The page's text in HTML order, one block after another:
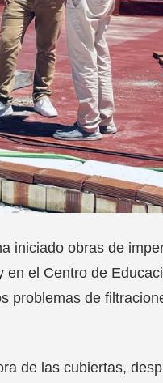
iniciado obras de
el Centro de
problemas de
de las cubiertas,